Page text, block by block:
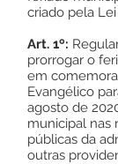
criado pela
Art. 1º:
prorrogar o
em
Evangélico
agosto de
municipal nas
públicas da
outras